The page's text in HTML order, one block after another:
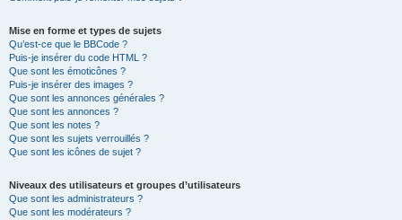
Mise en forme et types de sujets
Qu’est-ce que le BBCode ?
Puis-je insérer du code HTML ?
Que sont les émoticônes ?
Puis-je insérer des images ?
Que sont les annonces générales ?
Que sont les annonces ?
Que sont les notes ?
Que sont les sujets verrouillés ?
Que sont les icônes de sujet ?
Niveaux des utilisateurs et groupes d’utilisateurs
Que sont les administrateurs ?
Que sont les modérateurs ?